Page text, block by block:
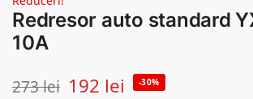
Redresor auto standard
10A
273lei 192 lei -30%